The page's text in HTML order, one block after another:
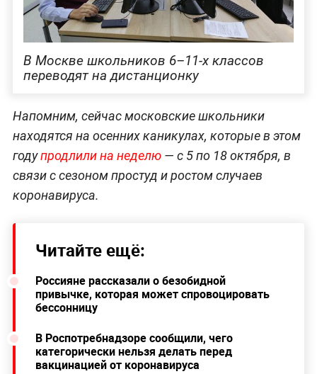
В Москве школьников 6–11-х классов
переводят на дистанционку
Напомним, сейчас московские школьники
находятся на осенних каникулах, которые в этом
годупродлили на неделю — с 5 по 18 октября, в
связи с сезоном простуд и ростом случаев
коронавируса.
Читайте ещё:
Россияне рассказали о безобидной
привычке, которая может спровоцировать
бессонницу
В Роспотребнадзоре сообщили, чего
категорически нельзя делать перед
вакцинацией от коронавируса